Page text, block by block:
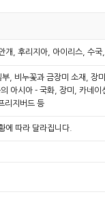
개, 후리지아, 아이리스, 수
, 비누꽃과 금장미 소재, 장
아시아 - 국화, 장미, 카네
리지버드 등
에 따라 달라집니다.